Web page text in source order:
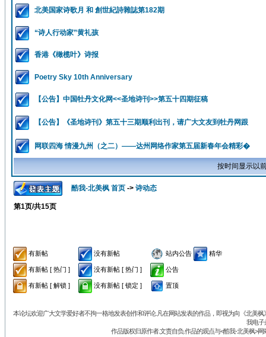
北美国家诗歌月 和 創世紀詩雜誌第182期
“诗人行动家”黄礼孩
香港《橄榄叶》诗报
Poetry Sky 10th Anniversary
【公告】中国牡丹文化网<<圣地诗刊>>第五十四期征稿
【公告】《圣地诗刊》第五十三期顺利出刊，请广大文友到牡丹网跟
网联四海 情漫九州（之二）——达州网络作家第五届新春年会精彩�
按时间显示以
酷我-北美枫 首页 -> 诗动态
第1页/共15页
有新帖 没有新帖 站内公告 精华
有新帖 [ 热门 ] 没有新帖 [ 热门 ] 公告
有新帖 [ 解锁 ] 没有新帖 [ 锁定 ] 置顶
本论坛欢迎广大文学爱好者不拘一格地发表创作和评论.凡在网站发表的作品，即视为向《北美
我电子
作品版权归原作者.文责自负.作品的观点与<酷我-北美枫>